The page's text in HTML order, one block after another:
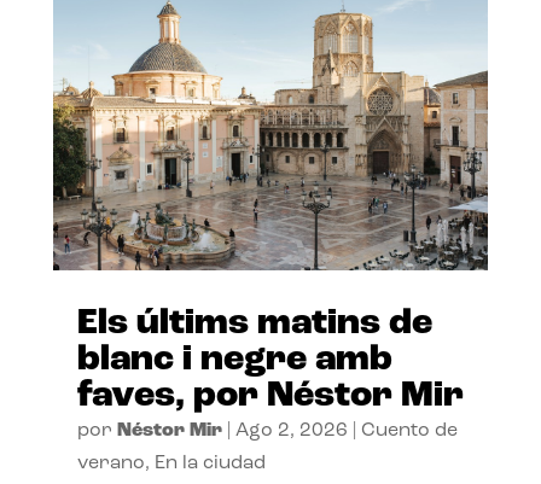
Els últims matins de
blanc i negre amb
faves, por Néstor Mir
por Néstor Mir| Ago 2, 2026
Cuento de
verano, En la ciudad